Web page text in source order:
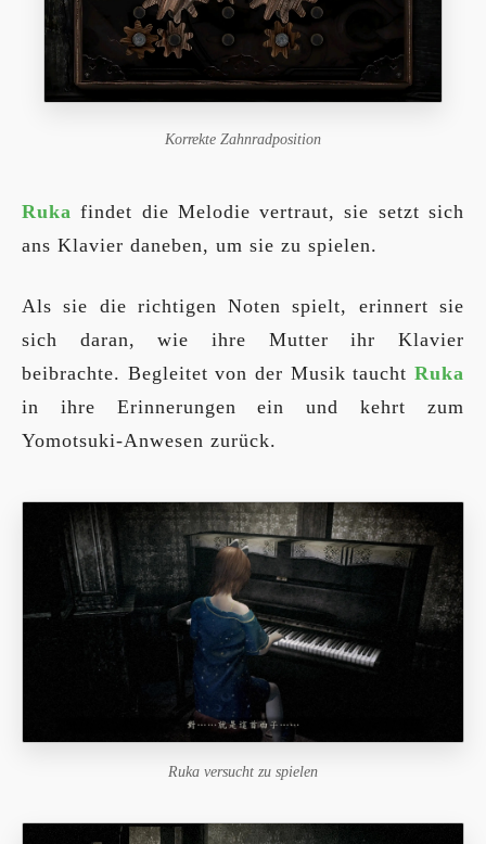
Korrekte Zahnradposition
Ruka findet die Melodie vertraut, sie setzt sich
ans Klavier daneben, um sie zu spielen.
Als sie die richtigen Noten spielt, erinnert sie
sich daran, wie ihre Mutter ihr Klavier
beibrachte. Begleitet von der Musik taucht Ruka
in ihre Erinnerungen ein und kehrt zum
Yomotsuki-Anwesen zurück.
Ruka versucht zu spielen